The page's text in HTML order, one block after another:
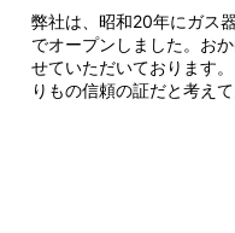
弊社は、昭和20年にガス
でオープンしました。お
せていただいております
りもの信頼の証だと考えて